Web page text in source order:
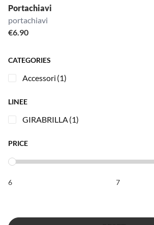
Portachiavi
portachiavi
€6.90
CATEGORIES
Accessori (1)
LINEE
GIRABRILLA(1)
PRICE